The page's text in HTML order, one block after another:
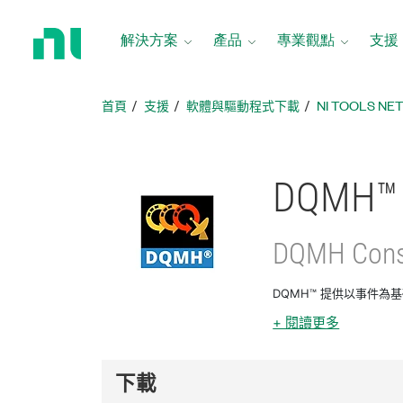
解決方案 產品 專業觀點 支援
首頁 支援 軟體與驅動程式下載 NI TOOLS
DQMH™
DQMH
DQMH™ 提供以事件為
+ 閱讀更多
下載